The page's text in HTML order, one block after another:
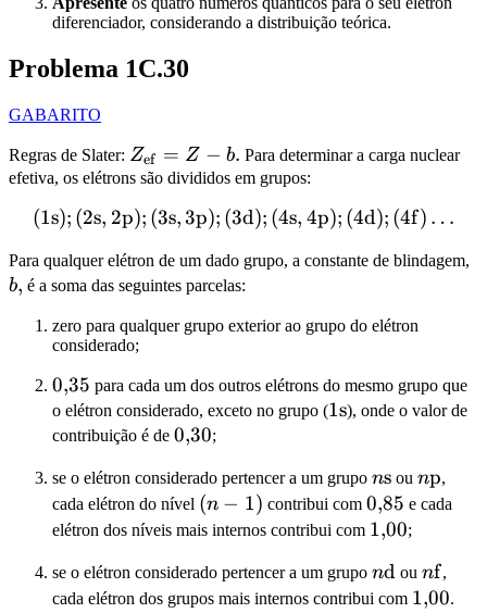
diferenciador, considerando a distribuição teórica.
Problema 1C.30
GABARITO
Regras de Slater: Z_\mathrm{ef}
= Z - b.
Zef = Z − b. Para determinar a carga nuclear
efetiva, os elétrons são divididos em grupos:
\mathrm{(1s); (2s, 2p);
(1s); (2s, 2p); (3s,3p); (3d); (4s, 4p); (4d); (4f) …
Para qualquer elétron de um dado grupo, a constante de blindagem,
b, é a soma das seguintes parcelas:
zero para qualquer grupo exterior ao grupo do elétron
considerado;
\pu{0,35}
0,35 para cada um dos outros elétrons do mesmo grupo que
o elétron considerado, exceto no grupo (\mathrm{1s}
1s), onde o valor de
contribuição é de \pu{0,30}
0,30;
se o elétron considerado pertencer a um grupo ns ou np,
cada elétron do nível (n-
1)
(n − 1) contribui com \pu{0,85}
0,85 e cada
elétron dos níveis mais internos contribui com \pu{1,00}
1,00;
se o elétron considerado pertencer a um grupo nd ou nf,
cada elétron dos grupos mais internos contribui com 1,00.